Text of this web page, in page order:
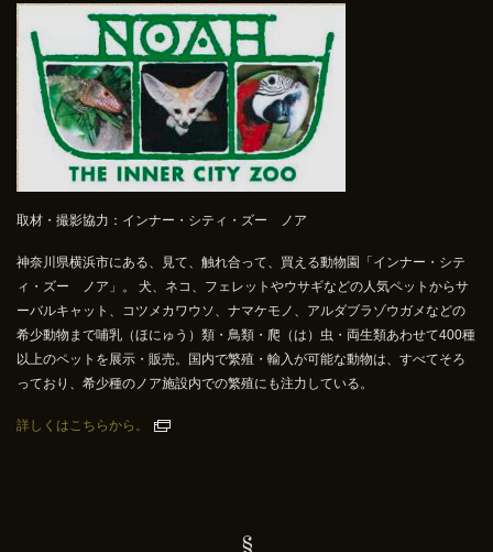
取材・撮影協力：インナー・シティ・ズー ノア
神奈川県横浜市にある、見て、触れ合って、買える動物園「インナー・シテ
ィ・ズー ノア」。 犬、ネコ、フェレットやウサギなどの人気ペットからサ
ーバルキャット、コツメカワウソ、ナマケモノ、アルダブラゾウガメなどの
希少動物まで哺乳（ほにゅう）類・鳥類・爬（は）虫・両生類あわせて400種
以上のペットを展示・販売。国内で繁殖・輸入が可能な動物は、すべてそろ
っており、希少種のノア施設内での繁殖にも注力している。
詳しくはこちらから 。